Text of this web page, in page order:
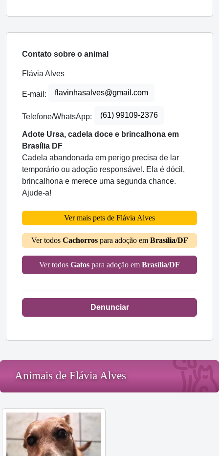
Contato sobre o animal
Flávia Alves
E-mail: flavinhasalves@gmail.com
Telefone/WhatsApp: (61) 99109-2376
Adote Ursa, cadela doce e brincalhona em
Brasília DF
Cadela abandonada em perigo precisa de lar
temporário ou adoção responsável. Ela é dócil,
brincalhona e merece uma segunda chance.
Ajude-a!
Ver mais pets de Flávia Alves
Ver todos Cachorrospara adoção em Brasília/DF
Ver todos Gatos para adoção em Brasília/DF
Denunciar
Animais de Flávia Alves